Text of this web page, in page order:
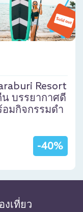
Resort
น บรรยากาศดี
มกิจกรรมดำ
-40%
เที่ยว